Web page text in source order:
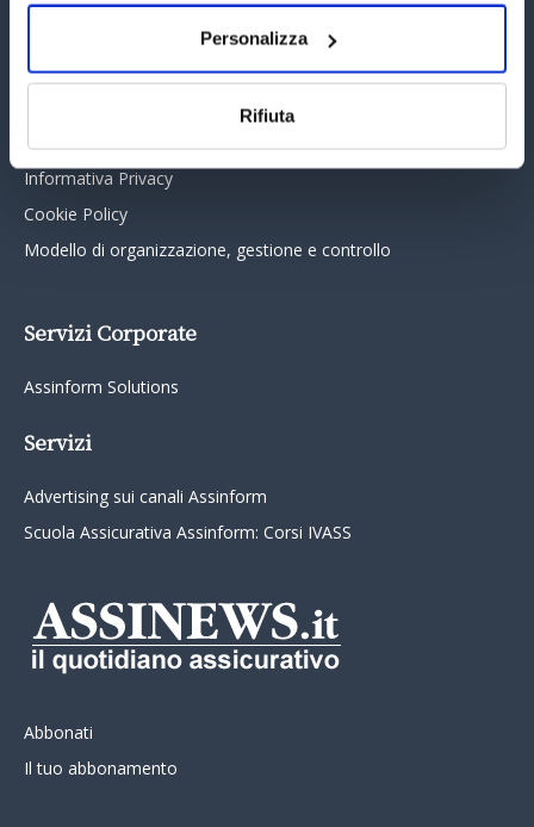
Personalizza
Rifiuta
Assinform Editore
Chi siamo
Collabora con noi
Informativa Privacy
Cookie Policy
Modello di organizzazione, gestione e controllo
Servizi Corporate
Assinform Solutions
Servizi
Advertising sui canali Assinform
Scuola Assicurativa Assinform: Corsi IVASS
Abbonati
Il tuo abbonamento